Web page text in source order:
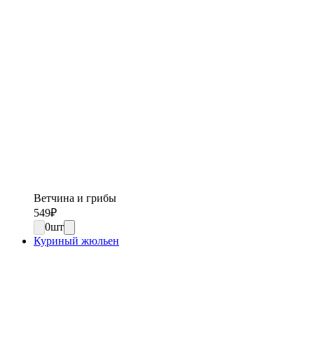
Ветчина и грибы
549₽
0шт
Куриный жюльен